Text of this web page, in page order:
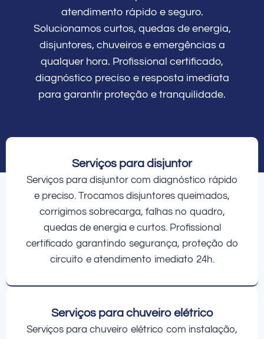
atendimento rápido e seguro.
Solucionamos curtos, quedas de energia,
disjuntores, chuveiros e emergências a
qualquer hora. Profissional certificado,
diagnóstico preciso e resposta imediata
para garantir proteção e tranquilidade.
Serviços para disjuntor
Serviços para disjuntor com diagnóstico rápido
e preciso. Trocamos disjuntores queimados,
corrigimos sobrecarga, falhas no quadro,
quedas de energia e curtos. Profissional
certificado garantindo segurança, proteção do
circuito e atendimento imediato 24h.
Serviços para chuveiro elétrico
Serviços para chuveiro elétrico com instalação,